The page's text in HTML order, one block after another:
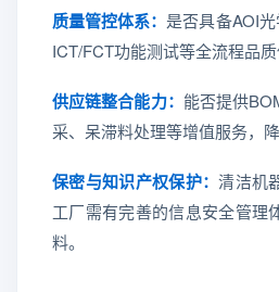
质量管控体系： 是否具备AOI光
ICT/FCT功能测试等全流程品质
供应链整合能力： 能否提供
采、呆滞料处理等增值服务，
保密与知识产权保护：清洁机
工厂需有完善的信息安全管理
料。